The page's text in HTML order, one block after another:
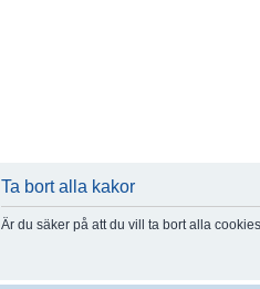
Ta bort alla kakor
Är du säker på att du vill ta bort alla